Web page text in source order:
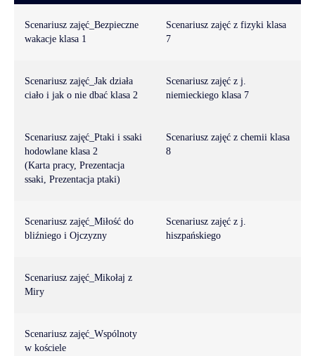
Scenariusz zajęć_Bezpieczne
wakacje klasa 1
Scenariusz zajęć z fizyki klasa
7
Scenariusz zajęć_Jak działa
ciało i jak o nie dbać klasa 2
Scenariusz zajęć z j.
niemieckiego klasa 7
Scenariusz zajęć_Ptaki i ssaki
hodowlane klasa 2
(Karta pracy, Prezentacja
ssaki, Prezentacja ptaki)
Scenariusz zajęć z chemii klasa
8
Scenariusz zajęć_Miłość do
bliźniego i Ojczyzny
Scenariusz zajęć z j.
hiszpańskiego
Scenariusz zajęć_Mikołaj z
Miry
Scenariusz zajęć_Wspólnoty
w kościele